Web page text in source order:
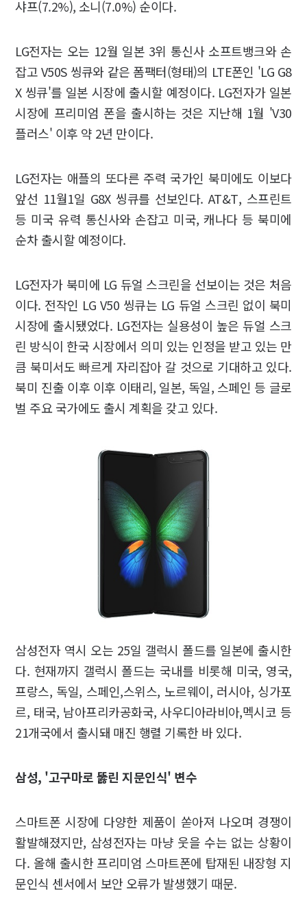
샤프(7.2%), 소니(7.0%) 순이다.
LG전자는 오는 12월 일본 3위 통신사 소프트뱅크와 손
잡고 V50S 씽큐와 같은 폼팩터(형태)의 LTE폰인 'LG G8
X 씽큐'를 일본 시장에 출시할 예정이다. LG전자가 일본
시장에 프리미엄 폰을 출시하는 것은 지난해 1월 'V30
플러스' 이후 약 2년 만이다.
LG전자는 애플의 또다른 주력 국가인 북미에도 이보다
앞선 11월1일 G8X 씽큐를 선보인다. AT&T, 스프린트
등 미국 유력 통신사와 손잡고 미국, 캐나다 등 북미에
순차 출시할 예정이다.
LG전자가 북미에 LG 듀얼 스크린을 선보이는 것은 처음
이다. 전작인 LG V50 씽큐는 LG 듀얼 스크린 없이 북미
시장에 출시됐었다. LG전자는 실용성이 높은 듀얼 스크
린 방식이 한국 시장에서 의미 있는 인정을 받고 있는 만
큼 북미서도 빠르게 자리잡아 갈 것으로 기대하고 있다.
북미 진출 이후 이후 이태리, 일본, 독일, 스페인 등 글로
벌 주요 국가에도 출시 계획을 갖고 있다.
삼성전자 역시 오는 25일 갤럭시 폴드를 일본에 출시한
다. 현재까지 갤럭시 폴드는 국내를 비롯해 미국, 영국,
프랑스, 독일, 스페인,스위스, 노르웨이, 러시아, 싱가포
르, 태국, 남아프리카공화국, 사우디아라비아,멕시코 등
21개국에서 출시돼 매진 행렬 기록한 바 있다.
삼성, '고구마로 뚫린 지문인식' 변수
스마트폰 시장에 다양한 제품이 쏟아져 나오며 경쟁이
활발해졌지만, 삼성전자는 마냥 웃을 수는 없는 상황이
다. 올해 출시한 프리미엄 스마트폰에 탑재된 내장형 지
문인식 센서에서 보안 오류가 발생했기 때문.